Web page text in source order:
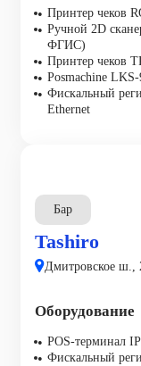
Принтер чеков
Ручной 2D
ФГИС)
Принтер чеков
Posmaсhine
Фискальный
Ethernet
Бар
Tashiro
Дмитровское ш.,
Оборудование
POS-терминал
Фискальный